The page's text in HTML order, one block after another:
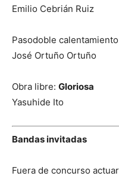
Emilio Cebrián Ruiz
Pasodoble
José Ortuño Ortuño
Obra libre: Gloriosa
Yasuhide Ito
Bandas invitadas
Fuera de concurso